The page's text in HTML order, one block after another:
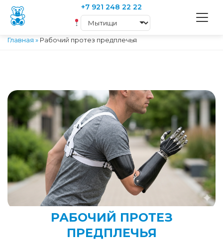
+7 921 248 22 22
Главная » Рабочий протез предплечья
РАБОЧИЙ ПРОТЕЗ
ПРЕДПЛЕЧЬЯ